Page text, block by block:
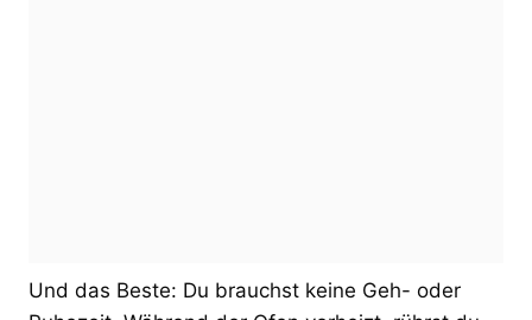
Und das Beste: Du brauchst keine Geh- oder